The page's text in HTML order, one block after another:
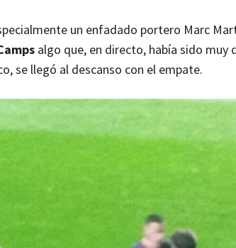
un enfadado portero Marc
algo que, en directo, había sido muy
se llegó al descanso con el empate.